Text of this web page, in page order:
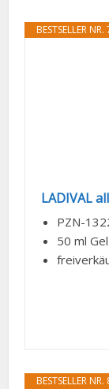
BESTSELLER NR.
LADIVAL
PZN-
50 ml Gel
BESTSELLER NR.